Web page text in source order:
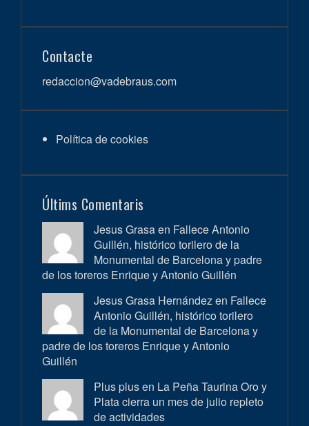
Contacte
redaccion@vadebraus.com
Política de cookies
Últims Comentaris
Jesus Grasa en Fallece Antonio
Guillén, histórico torilero de la
Monumental de Barcelona y padre
de los toreros Enrique y Antonio Guillén
Jesus Grasa Hernández en Fallece
Antonio Guillén, histórico torilero
de la Monumental de Barcelona y
padre de los toreros Enrique y Antonio
Guillén
Plus plus en La Peña Taurina Oro y
Plata cierra un mes de julio repleto
de actividades